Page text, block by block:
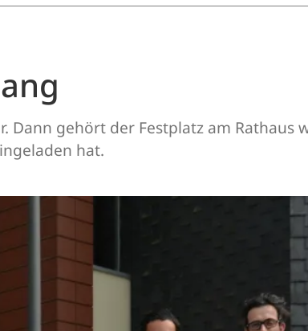
gehört der Festplatz am Rathaus
hat.